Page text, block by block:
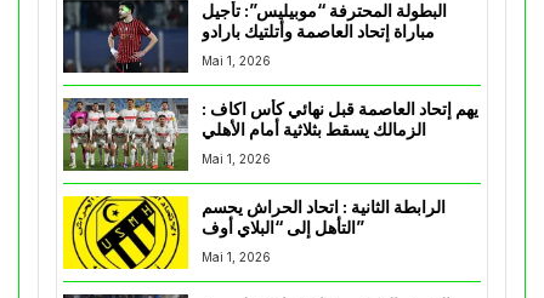
البطولة المحترفة “موبيليس”: تأجيل
مباراة إتحاد العاصمة وأتلتيك بارادو
Mai 1, 2026
يهم إتحاد العاصمة قبل نهائي كأس اكاف :
Mai 1, 2026
الرابطة الثانية : اتحاد الحراش يحسم
التأهل إلى “البلاي أوف”
Mai 1, 2026